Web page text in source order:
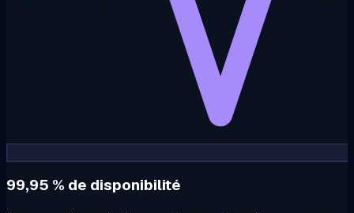
99,95 % de disponibilité